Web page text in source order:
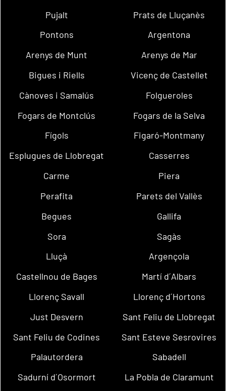
Pujalt
Prats de Lluçanès
Pontons
Argentona
Arenys de Munt
Arenys de Mar
Bigues i Riells
Vicenç de Castellet
Cànoves i Samalús
Folgueroles
Fogars de Montclús
Fogars de la Selva
Fígols
Figaró-Montmany
Esplugues de Llobregat
Casserres
Carme
Piera
Perafita
Parets del Vallès
Begues
Gallifa
Sora
Sagàs
Lluçà
Argençola
Castellnou de Bages
Martí d´Albars
Llorenç Savall
Llorenç d´Hortons
Just Desvern
Sant Feliu de Llobregat
Sant Feliu de Codines
Sant Esteve Sesrovires
Palautordera
Sabadell
Sadurní d´Osormort
La Pobla de Claramunt